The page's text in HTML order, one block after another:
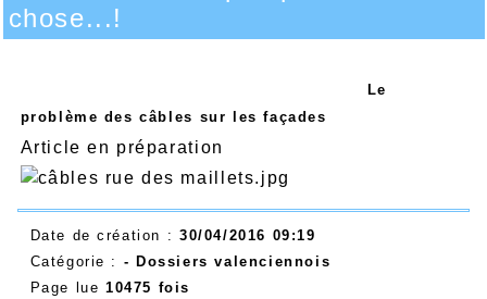
chose...!
Le
problème des câbles sur les façades
Article en préparation
Date de création : 30/04/2016 09:19
Catégorie : - Dossiers valenciennois
Page lue 10475 fois